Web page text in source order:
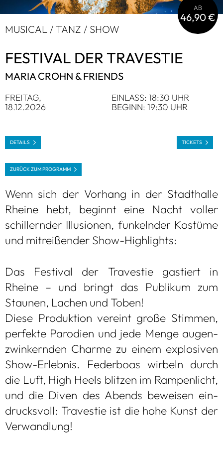
MUSI­CAL / TANZ / SHOW
FES­TI­VAL DER TRA­VES­TIE
MARIA CROHN & FRI­ENDS
FREI­TAG,
18.12.2026
EIN­LASS: 18:30 UHR
BEGINN: 19:30 UHR
AB
46,90 €
DETAILS
ZURÜCK ZUM PRO­GRAMM
TICKETS
Wenn sich der Vor­hang in der Stadt­halle
Rheine hebt, beginnt eine Nacht vol­ler
schil­lern­der Illu­sio­nen, fun­keln­der Kos­tüme
und mit­rei­ßen­der Show-High­lights:
Das Fes­ti­val der Tra­ves­tie gas­tiert in
Rheine – und bringt das Publi­kum zum
Stau­nen, Lachen und Toben!
Diese Pro­duk­tion ver­eint große Stim­men,
per­fekte Par­odien und jede Menge augen­
zwin­kern­den Charme zu einem explo­si­ven
Show-Erleb­nis. Feder­boas wir­beln durch
die Luft, High Heels blit­zen im Ram­pen­licht,
und die Diven des Abends bewei­sen ein­
drucks­voll: Tra­ves­tie ist die hohe Kunst der
Ver­wand­lung!